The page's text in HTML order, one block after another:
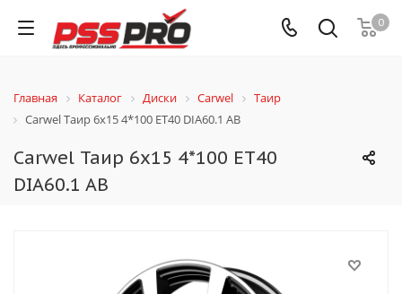
0
Главная Каталог Диски Carwel
Таир
Carwel Таир 6x15 4*100 ET40 DIA60.1 AB
Carwel Таир 6x15 4*100 ET40
DIA60.1 AB